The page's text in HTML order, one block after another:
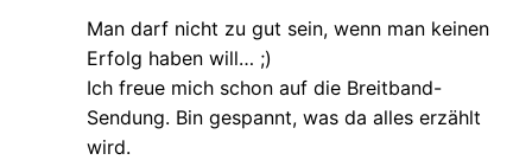
Man darf nicht zu gut sein, wenn man keinen
Erfolg haben will… ;)
Ich freue mich schon auf die Breitband-
Sendung. Bin gespannt, was da alles erzählt
wird.